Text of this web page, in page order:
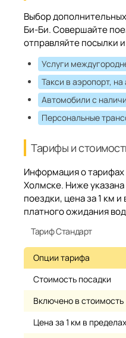
Выбор
Би-Би. Совершайте
отправляйте посылки
Услуги
Такси в аэропорт,
Автомобили с
Персональные
Тарифы и
Информация о тарифах
Холмске. Ниже
поездки, цена за 1 км
платного ожидания
Тариф Стандарт
Опции тарифа
Стоимость посадки
Включено в стоимость
Цена за 1 км в